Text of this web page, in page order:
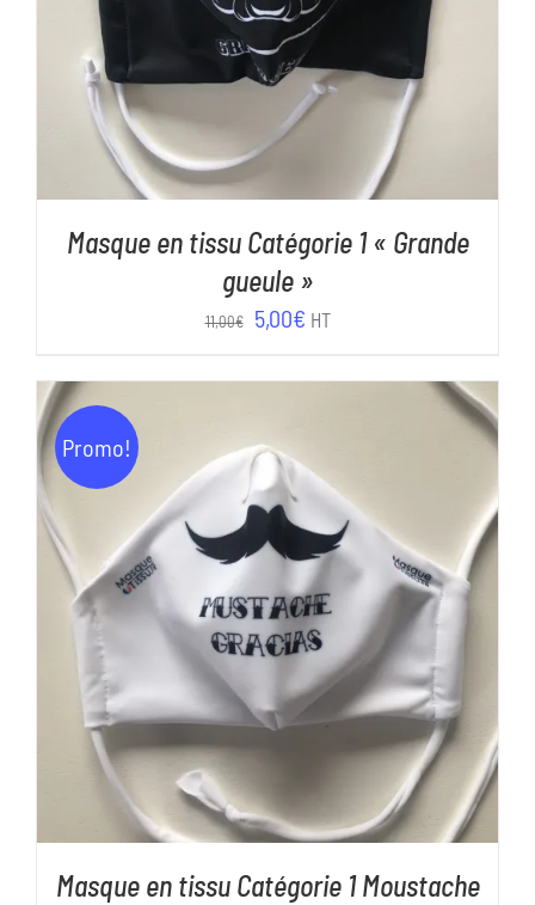
Masque en tissu Catégorie 1 « Grande
gueule »
11,00€
Le
initial
11,00€.
5,00€Le
actuel
5,00€.
HT
Promo!
AJOUTER AU PANIER / DÉTAILS
Masque en tissu Catégorie 1 Moustache